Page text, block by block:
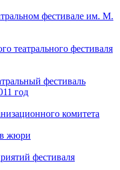
фестивале им. М.
театрального фестиваля
фестиваль
год
комитета
жюри
фестиваля